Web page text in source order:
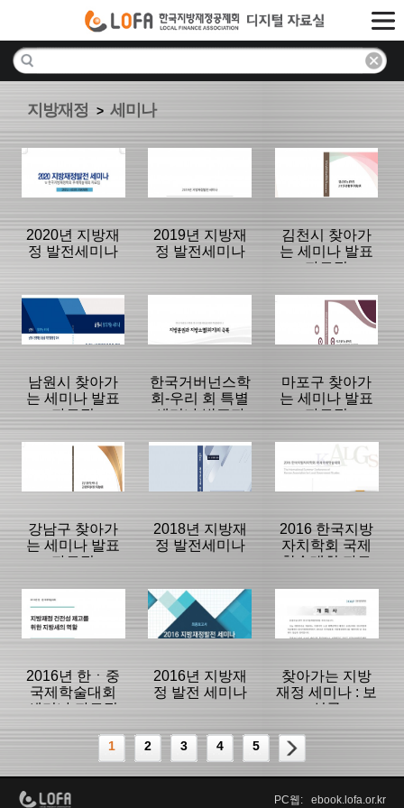
지방재정 > 세미나
2020년 지방재
정 발전세미나
분류명 : 세미나
2020/12/01
2019년 지방재
정 발전세미나
|
2019/08/05
김천시 찾아가
는 세미나 발표
자료집
분류명 : 세미나
2018/12/27
남원시 찾아가
는 세미나 발표
자료집
분류명 : 세미나
2018/12/27
문:692
한국거버넌스학
회-우리 회 특별
세미나 발표자
료집
분류명 : 세미나
|
2018/12/27
문:244
마포구 찾아가
는 세미나 발표
자료집
분류명 : 세미나
|
2018/12/27
문:1,432
강남구 찾아가
는 세미나 발표
자료집
분류명 : 세미나
등록일 :
2018/12/27
2018년 지방재
정 발전세미나
분류명 : 세미나
|
등록일 :
2018/08/14
2016 한국지방
자치학회 국제
학술대회 자료
분류명 : 세미나
|
등록일 :
2016/09/07
|
2016년 한ㆍ중
국제학술대회
세미나 자료집
분류명 : 세미나
2016년 지방재
정 발전 세미나
분류명 : 세미나
찾아가는 지방
재정 세미나 : 보
성군
분류명 : 세미나
1 2 3 4 5
PC웹: ebook.lofa.or.kr